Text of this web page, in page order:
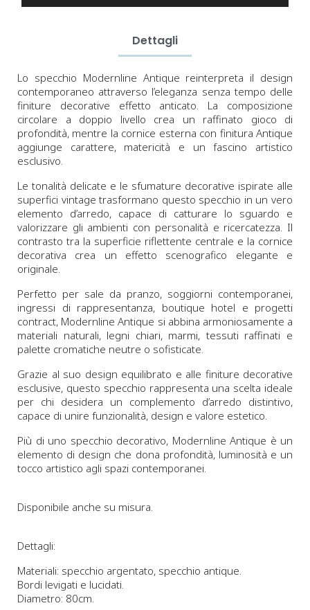
Dettagli
Lo specchio Modernline Antique reinterpreta il design
contemporaneo attraverso l’eleganza senza tempo delle
finiture decorative effetto anticato. La composizione
circolare a doppio livello crea un raffinato gioco di
profondità, mentre la cornice esterna con finitura Antique
aggiunge carattere, matericità e un fascino artistico
esclusivo.
Le tonalità delicate e le sfumature decorative ispirate alle
superfici vintage trasformano questo specchio in un vero
elemento d’arredo, capace di catturare lo sguardo e
valorizzare gli ambienti con personalità e ricercatezza. Il
contrasto tra la superficie riflettente centrale e la cornice
decorativa crea un effetto scenografico elegante e
originale.
Perfetto per sale da pranzo, soggiorni contemporanei,
ingressi di rappresentanza, boutique hotel e progetti
contract, Modernline Antique si abbina armoniosamente a
materiali naturali, legni chiari, marmi, tessuti raffinati e
palette cromatiche neutre o sofisticate.
Grazie al suo design equilibrato e alle finiture decorative
esclusive, questo specchio rappresenta una scelta ideale
per chi desidera un complemento d’arredo distintivo,
capace di unire funzionalità, design e valore estetico.
Più di uno specchio decorativo, Modernline Antique è un
elemento di design che dona profondità, luminosità e un
tocco artistico agli spazi contemporanei.
Disponibile anche su misura.
Dettagli:
Materiali: specchio argentato, specchio antique.
Bordi levigati e lucidati.
Diametro: 80cm.